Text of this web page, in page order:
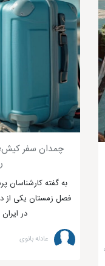
چمدان سفر
به گفته کارشناسان
فصل زمستان یکی از
در
عادله بانوی